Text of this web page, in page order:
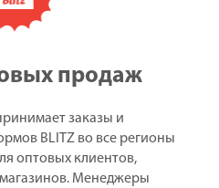
продаж
заказы и
BLITZ во все регионы
оптовых клиентов,
Менеджеры